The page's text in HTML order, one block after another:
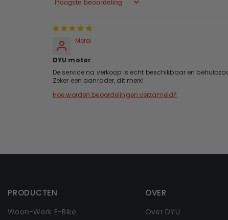
Sort By
Merel
DYU motor
De service na verkoop is echt beschikbaar en
Zeker een aanrader, dit merk!
Hoe worden beoordelingen verzameld?
PRODUCTEN
Woon-Werk E-Bike
OVER
Over DYU